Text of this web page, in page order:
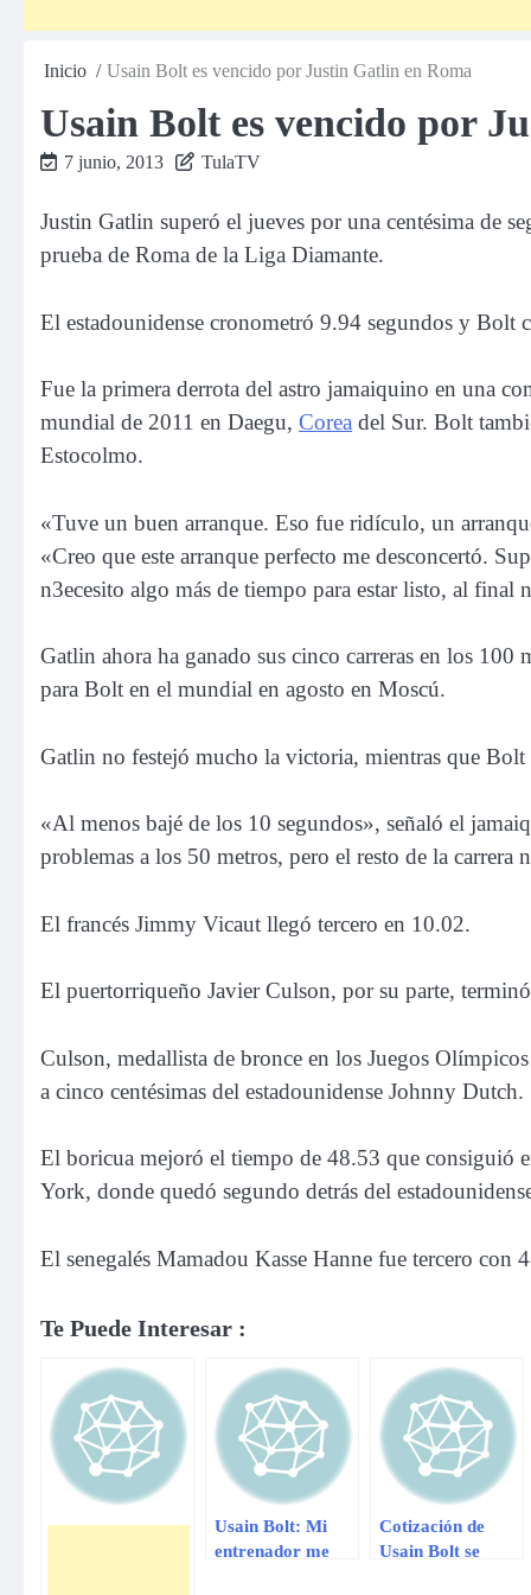
Inicio Usain Bolt es vencido por Justin Gatlin en Roma
Usain Bolt es vencido por
7 junio, 2013 TulaTV
Justin Gatlin superó el jueves por una centésima de
prueba de Roma de la Liga Diamante.
El estadounidense cronometró 9.94 segundos y Bolt
Fue la primera derrota del astro jamaiquino en una
mundial de 2011 en Daegu, Corea del Sur. Bolt
Estocolmo.
«Tuve un buen arranque. Eso fue ridículo, un
«Creo que este arranque perfecto me desconcertó.
n3ecesito algo más de tiempo para estar listo, al final
Gatlin ahora ha ganado sus cinco carreras en los 100
para Bolt en el mundial en agosto en Moscú.
Gatlin no festejó mucho la victoria, mientras que
«Al menos bajé de los 10 segundos», señaló el
problemas a los 50 metros, pero el resto de la carrera
El francés Jimmy Vicaut llegó tercero en 10.02.
El puertorriqueño Javier Culson, por su parte,
Culson, medallista de bronce en los Juegos
a cinco centésimas del estadounidense Johnny Dutch.
El boricua mejoró el tiempo de 48.53 que consiguió
York, donde quedó segundo detrás del
El senegalés Mamadou Kasse Hanne fue tercero con
Te Puede Interesar :
Usain Bolt: Mi
entrenador me
Cotización de
Usain Bolt se